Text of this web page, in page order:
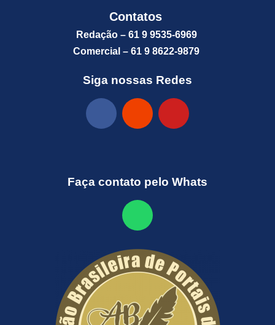
Contatos
Redação – 61 9 9535-6969
Comercial – 61 9 8622-9879
Siga nossas Redes
Faça contato pelo Whats